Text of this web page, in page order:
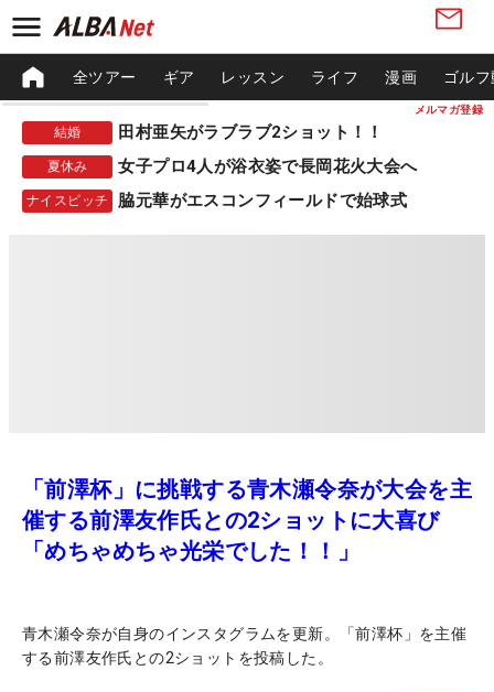
メルマガ登録
全ツアー ギア レッスン ライフ 漫画 ゴル
結婚 田村亜矢がラブラブ2ショット！！
夏休み 女子プロ4人が浴衣姿で長岡花火大会へ
ナイスピッチ 脇元華がエスコンフィールドで始球式
「前澤杯」に挑戦する青木瀬令奈が大会を主
催する前澤友作氏との2ショットに大喜び
「めちゃめちゃ光栄でした！！」
青木瀬令奈が自身のインスタグラムを更新。「前澤杯」を主催
する前澤友作氏との2ショットを投稿した。